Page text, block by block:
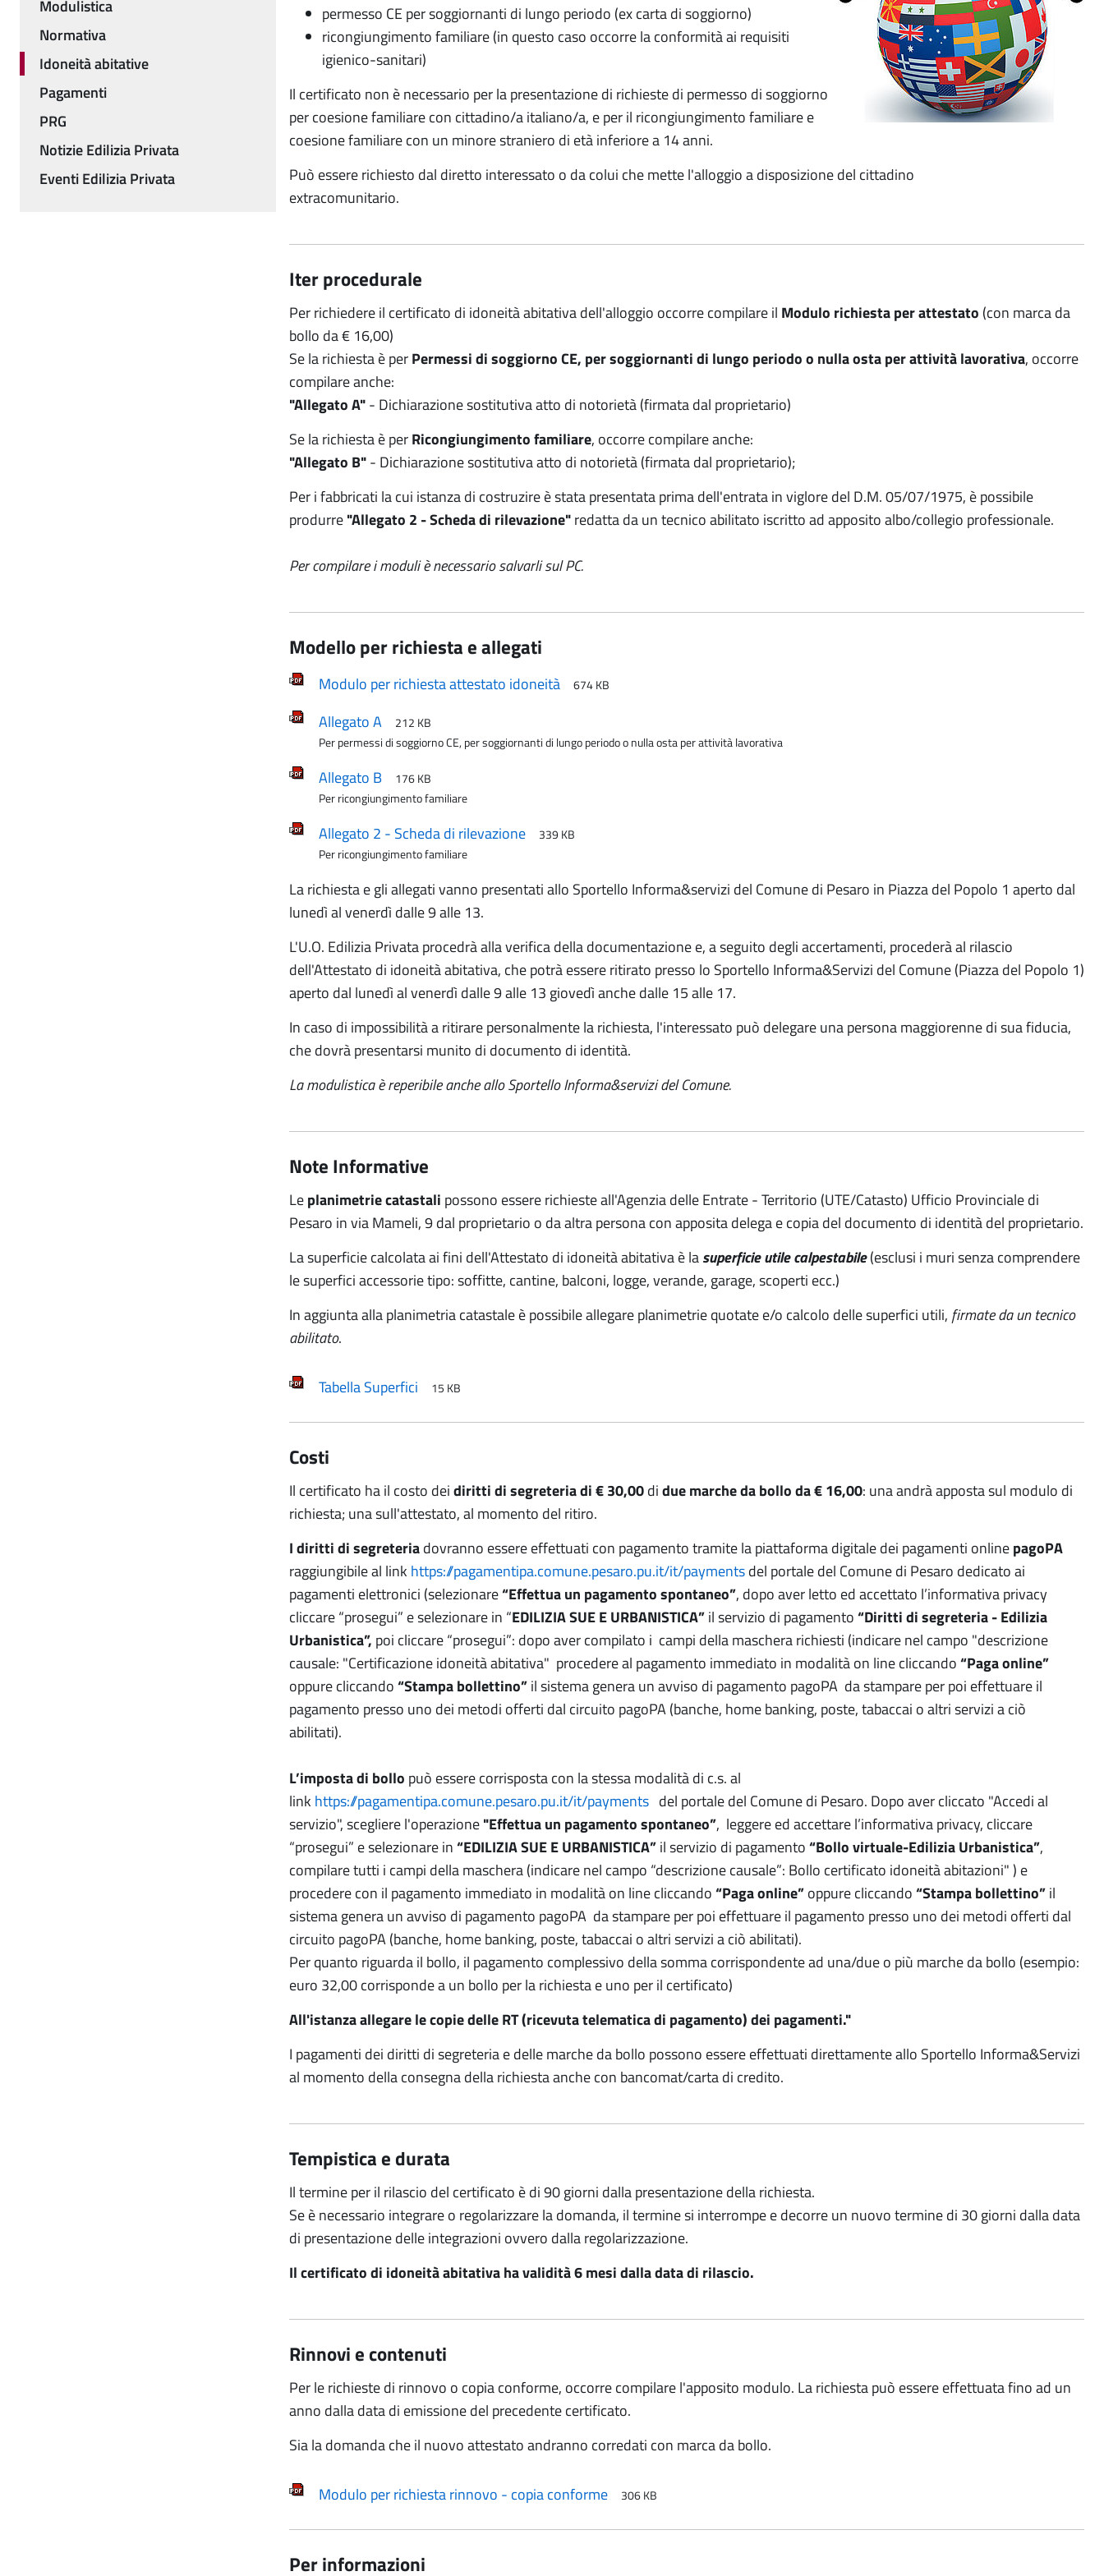
permesso CE per soggiornanti di lungo periodo (ex carta di soggiorno)
ricongiungimento familiare (in questo caso occorre la conformità ai requisiti
igienico-sanitari)
Il certificato non è necessario per la presentazione di richieste di permesso di soggiorno
per coesione familiare con cittadino/a italiano/a, e per il ricongiungimento familiare e
coesione familiare con un minore straniero di età inferiore a 14 anni.
Può essere richiesto dal diretto interessato o da colui che mette l'alloggio a disposizione del cittadino
extracomunitario.
Iter procedurale
Per richiedere il certificato di idoneità abitativa dell'alloggio occorre compilare il Modulo richiesta per attestato (con marca da
bollo da € 16,00)
Se la richiesta è perPermessi di soggiorno CE, per soggiornanti di lungo periodo o nulla osta per attività lavorativa, occorre
compilare anche:
"Allegato A"- Dichiarazione sostitutiva atto di notorietà (firmata dal proprietario)
Se la richiesta è perRicongiungimento familiare, occorre compilare anche:
"Allegato B"- Dichiarazione sostitutiva atto di notorietà (firmata dal proprietario);
Per i fabbricati la cui istanza di costruzire è stata presentata prima dell'entrata in viglore del D.M. 05/07/1975, è possibile
produrre"Allegato 2 - Scheda di rilevazione"redatta da un tecnico abilitato iscritto ad apposito albo/collegio professionale.
Per compilare i moduli è necessario salvarli sul PC.
Modello per richiesta e allegati
Modulo per richiesta attestato idoneità 674 KB
Allegato A
212 KB
Per permessi di soggiorno CE, per soggiornanti di lungo periodo o nulla osta per attività lavorativa
Allegato B
176 KB
Per ricongiungimento familiare
Allegato 2 - Scheda di rilevazione
339 KB
Per ricongiungimento familiare
La richiesta e gli allegati vanno presentati allo Sportello Informa&servizi del Comune di Pesaro in Piazza del Popolo 1 aperto dal
lunedì al venerdì dalle 9 alle 13.
L'U.O. Edilizia Privata procedrà alla verifica della documentazione e, a seguito degli accertamenti, procederà al rilascio
dell'Attestato di idoneità abitativa, che potrà essere ritirato presso lo Sportello Informa&Servizi del Comune (Piazza del Popolo 1)
aperto dal lunedì al venerdì dalle 9 alle 13 giovedì anche dalle 15 alle 17.
In caso di impossibilità a ritirare personalmente la richiesta, l'interessato può delegare una persona maggiorenne di sua fiducia,
che dovrà presentarsi munito di documento di identità.
La modulistica è reperibile anche allo Sportello Informa&servizi del Comune.
Note Informative
Leplanimetrie catastali possono essere richieste all'Agenzia delle Entrate - Territorio (UTE/Catasto) Ufficio Provinciale di
Pesaro in via Mameli, 9 dal proprietario o da altra persona con apposita delega e copia del documento di identità del proprietario.
La superficie calcolata ai fini dell'Attestato di idoneità abitativa è lasuperficie utile calpestabile(esclusi i muri senza comprendere
le superfici accessorie tipo: soffitte, cantine, balconi, logge, verande, garage, scoperti ecc.)
In aggiunta alla planimetria catastale è possibile allegare planimetrie quotate e/o calcolo delle superfici utili, firmate da un tecnico
abilitato.
Tabella Superfici 15 KB
Costi
Il certificato ha il costo deidiritti di segreteria di € 30,00didue marche da bollo da € 16,00: una andrà apposta sul modulo di
richiesta; una sull'attestato, al momento del ritiro.
I diritti di segreteriadovranno essere effettuati con pagamento tramite la piattaforma digitale dei pagamenti onlinepagoPA
raggiungibile al link https://pagamentipa.comune.pesaro.pu.it/it/paymentsdel portale del Comune di Pesaro dedicato ai
pagamenti elettronici (selezionare“Effettua un pagamento spontaneo”, dopo aver letto ed accettato l’informativa privacy
cliccare “prosegui” e selezionare in “EDILIZIA SUE E URBANISTICA”il servizio di pagamento“Diritti di segreteria - Edilizia
Urbanistica”, poi cliccare “prosegui”: dopo aver compilato i campi della maschera richiesti (indicare nel campo "descrizione
causale: "Certificazione idoneità abitativa" procedere al pagamento immediato in modalità on line cliccando“Paga online”
oppure cliccando“Stampa bollettino”il sistema genera un avviso di pagamento pagoPA da stampare per poi effettuare il
pagamento presso uno dei metodi offerti dal circuito pagoPA (banche, home banking, poste, tabaccai o altri servizi a ciò
abilitati).
L’imposta di bollo può essere corrisposta con la stessa modalità di c.s. al
link https://pagamentipa.comune.pesaro.pu.it/it/payments del portale del Comune di Pesaro. Dopo aver cliccato "Accedi al
servizio", scegliere l'operazione"Effettua un pagamento spontaneo”, leggere ed accettare l’informativa privacy, cliccare
“prosegui” e selezionare in“EDILIZIA SUE E URBANISTICA”il servizio di pagamento“Bollo virtuale-Edilizia Urbanistica”,
compilare tutti i campi della maschera (indicare nel campo “descrizione causale”: Bollo certificato idoneità abitazioni" ) e
procedere con il pagamento immediato in modalità on line cliccando“Paga online”oppure cliccando“Stampa bollettino”il
sistema genera un avviso di pagamento pagoPA da stampare per poi effettuare il pagamento presso uno dei metodi offerti dal
circuito pagoPA (banche, home banking, poste, tabaccai o altri servizi a ciò abilitati).
Per quanto riguarda il bollo, il pagamento complessivo della somma corrispondente ad una/due o più marche da bollo (esempio:
euro 32,00 corrisponde a un bollo per la richiesta e uno per il certificato)
All'istanza allegare le copie delle RT (ricevuta telematica di pagamento) dei pagamenti."
I pagamenti dei diritti di segreteria e delle marche da bollo possono essere effettuati direttamente allo Sportello Informa&Servizi
al momento della consegna della richiesta anche con bancomat/carta di credito.
Tempistica e durata
Il termine per il rilascio del certificato è di 90 giorni dalla presentazione della richiesta.
Se è necessario integrare o regolarizzare la domanda, il termine si interrompe e decorre un nuovo termine di 30 giorni dalla data
di presentazione delle integrazioni ovvero dalla regolarizzazione.
Il certificato di idoneità abitativa ha validità 6 mesi dalla data di rilascio.
Rinnovi e contenuti
Per le richieste di rinnovo o copia conforme, occorre compilare l'apposito modulo. La richiesta può essere effettuata fino ad un
anno dalla data di emissione del precedente certificato.
Sia la domanda che il nuovo attestato andranno corredati con marca da bollo.
Modulo per richiesta rinnovo - copia conforme 306 KB
Per informazioni
Modulistica
Normativa
Idoneità abitative
Pagamenti
PRG
Notizie Edilizia Privata
Eventi Edilizia Privata